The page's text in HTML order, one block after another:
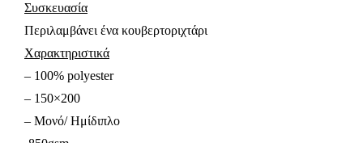
Συσκευασία
Περιλαμβάνει ένα κουβερτοριχτάρι
Χαρακτηριστικά
– 100% polyester
– 150×200
– Mονό/ Ημίδιπλο